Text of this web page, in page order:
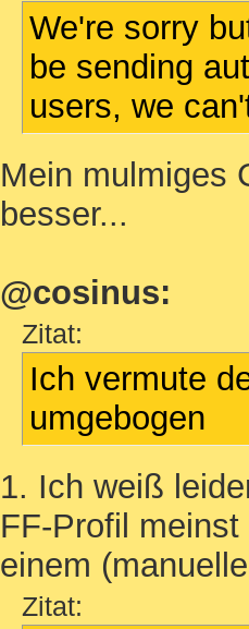
We're sorry
be sending
users, we
Mein mulmiges
besser...
@cosinus:
Zitat:
Ich vermute
umgebogen
1. Ich weiß
FF-Profil
einem
Zitat: